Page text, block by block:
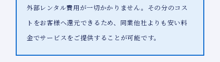
外部レンタル費用が一切かかりません。その分のコス
トをお客様へ還元できるため、同業他社よりも安い料
金でサービスをご提供することが可能です。